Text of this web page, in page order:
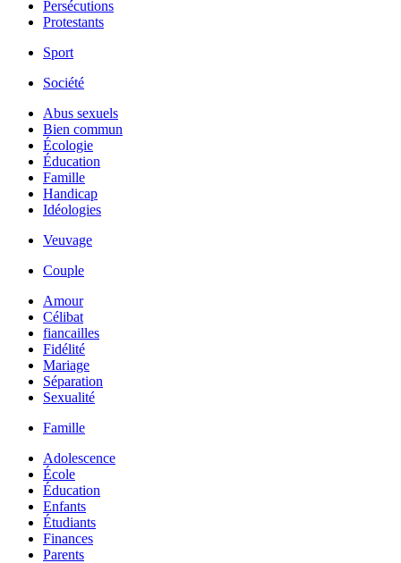
Persécutions
Protestants
Sport
Société
Abus sexuels
Bien commun
Écologie
Éducation
Famille
Handicap
Idéologies
Veuvage
Couple
Amour
Célibat
fiancailles
Fidélité
Mariage
Séparation
Sexualité
Famille
Adolescence
École
Éducation
Enfants
Étudiants
Finances
Parents